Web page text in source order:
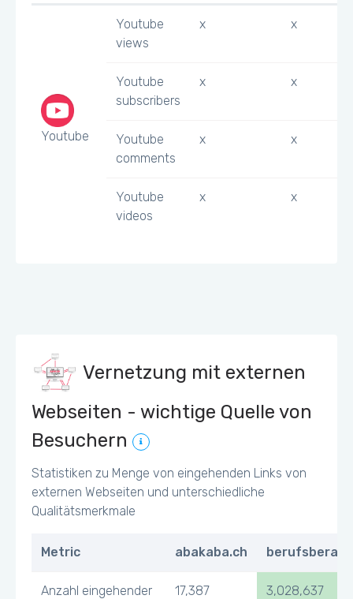
Youtube
Youtube
views
x x
Youtube
subscribers
x x
Youtube
comments
x x
Youtube
videos
x x
Vernetzung mit externen
Webseiten - wichtige Quelle von
Besuchern
Statistiken zu Menge von eingehenden Links von
externen Webseiten und unterschiedliche
Qualitätsmerkmale
Metric abakaba.ch
Anzahl eingehender
17,387 3,028,637